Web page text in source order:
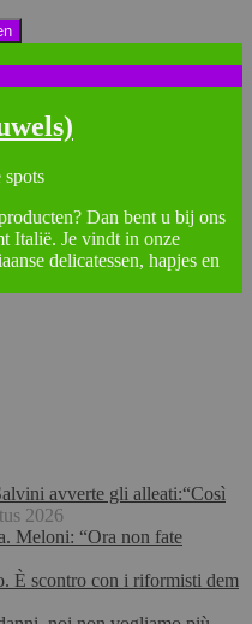
Dan bent u bij ons
Italië. Je vindt in onze
delicatessen, hapjes en
avverte gli alleati:“Così
2026
Meloni: “Ora non fate
È scontro con i riformisti dem